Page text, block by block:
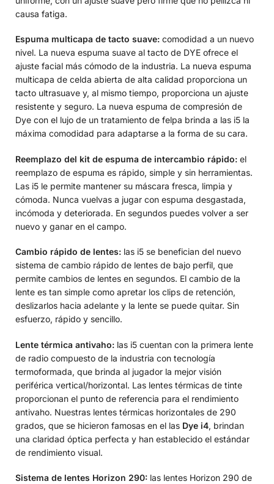
causa fatiga.
Espuma multicapa de tacto suave: comodidad a un nuevo
nivel. La nueva espuma suave al tacto de DYE ofrece el
ajuste facial más cómodo de la industria. La nueva espuma
multicapa de celda abierta de alta calidad proporciona un
tacto ultrasuave y, al mismo tiempo, proporciona un ajuste
resistente y seguro. La nueva espuma de compresión de
Dye con el lujo de un tratamiento de felpa brinda a las i5 la
máxima comodidad para adaptarse a la forma de su cara.
Reemplazo del kit de espuma de intercambio rápido: el
reemplazo de espuma es rápido, simple y sin herramientas.
Las i5 le permite mantener su máscara fresca, limpia y
cómoda. Nunca vuelvas a jugar con espuma desgastada,
incómoda y deteriorada. En segundos puedes volver a ser
nuevo y ganar en el campo.
Cambio rápido de lentes: las i5 se benefician del nuevo
sistema de cambio rápido de lentes de bajo perfil, que
permite cambios de lentes en segundos. El cambio de la
lente es tan simple como apretar los clips de retención,
deslizarlos hacia adelante y la lente se puede quitar. Sin
esfuerzo, rápido y sencillo.
Lente térmica antivaho: las i5 cuentan con la primera lente
de radio compuesto de la industria con tecnología
termoformada, que brinda al jugador la mejor visión
periférica vertical/horizontal. Las lentes térmicas de tinte
proporcionan el punto de referencia para el rendimiento
antivaho. Nuestras lentes térmicas horizontales de 290
grados, que se hicieron famosas en el las Dye i4, brindan
una claridad óptica perfecta y han establecido el estándar
de rendimiento visual.
Sistema de lentes Horizon 290: las lentes Horizon 290 de